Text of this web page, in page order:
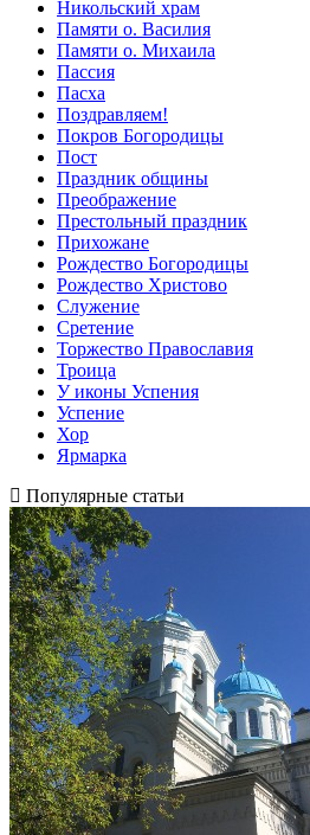
Никольский храм
Памяти о. Василия
Памяти о. Михаила
Пассия
Пасха
Поздравляем!
Покров Богородицы
Пост
Праздник общины
Преображение
Престольный праздник
Прихожане
Рождество Богородицы
Рождество Христово
Служение
Сретение
Торжество Православия
Троица
У иконы Успения
Успение
Хор
Ярмарка
Популярные статьи